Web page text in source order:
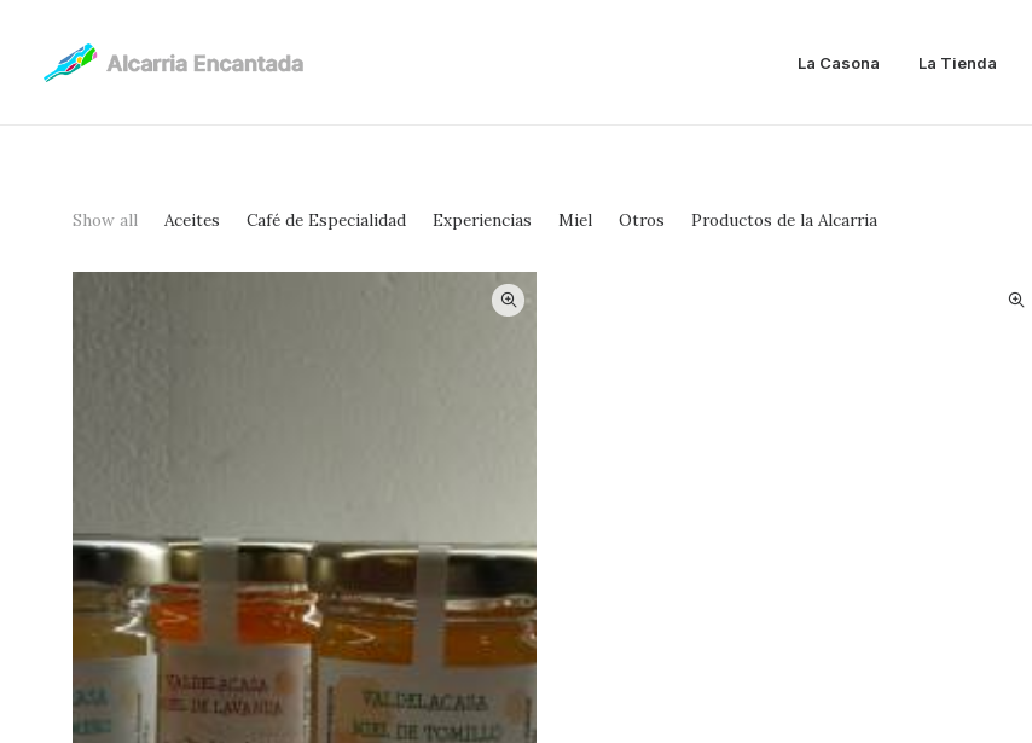
La Casona La Tienda
Show all Aceites Café de Especialidad Experiencias Miel Otros Productos de la Alcarria